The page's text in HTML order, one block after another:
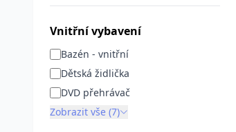
Vnitřní vybavení
Bazén - vnitřní
Dětská židlička
DVD přehrávač
Zobrazit vše (7)